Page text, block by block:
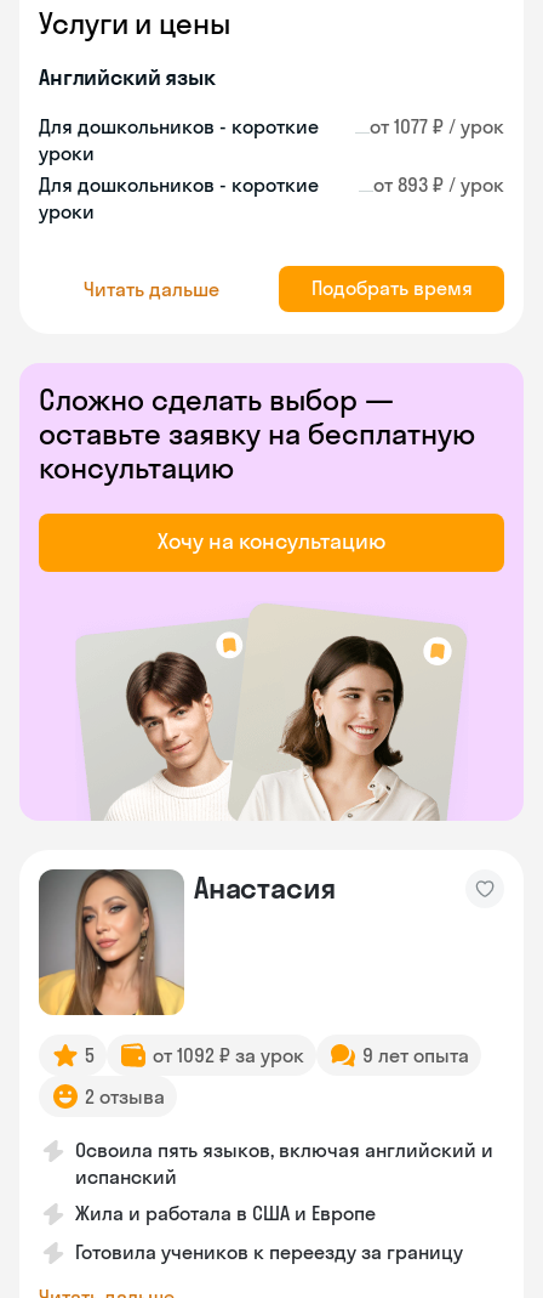
Услуги и цены
Английский язык
Для дошкольников - короткие
уроки
от 1077 ₽ / урок
Для дошкольников - короткие
уроки
от 893 ₽ / урок
Читать дальше Подобрать время
Сложно сделать выбор —
оставьте заявку на бесплатную
консультацию
Хочу на консультацию
Анастасия
5 от 1092 ₽ за урок
9 лет опыта
2 отзыва
Освоила пять языков, включая английский и
испанский
Жила и работала в США и Европе
Готовила учеников к переезду за границу